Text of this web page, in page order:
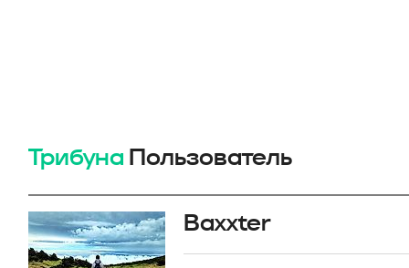
Трибуна Пользователь
Baxxter